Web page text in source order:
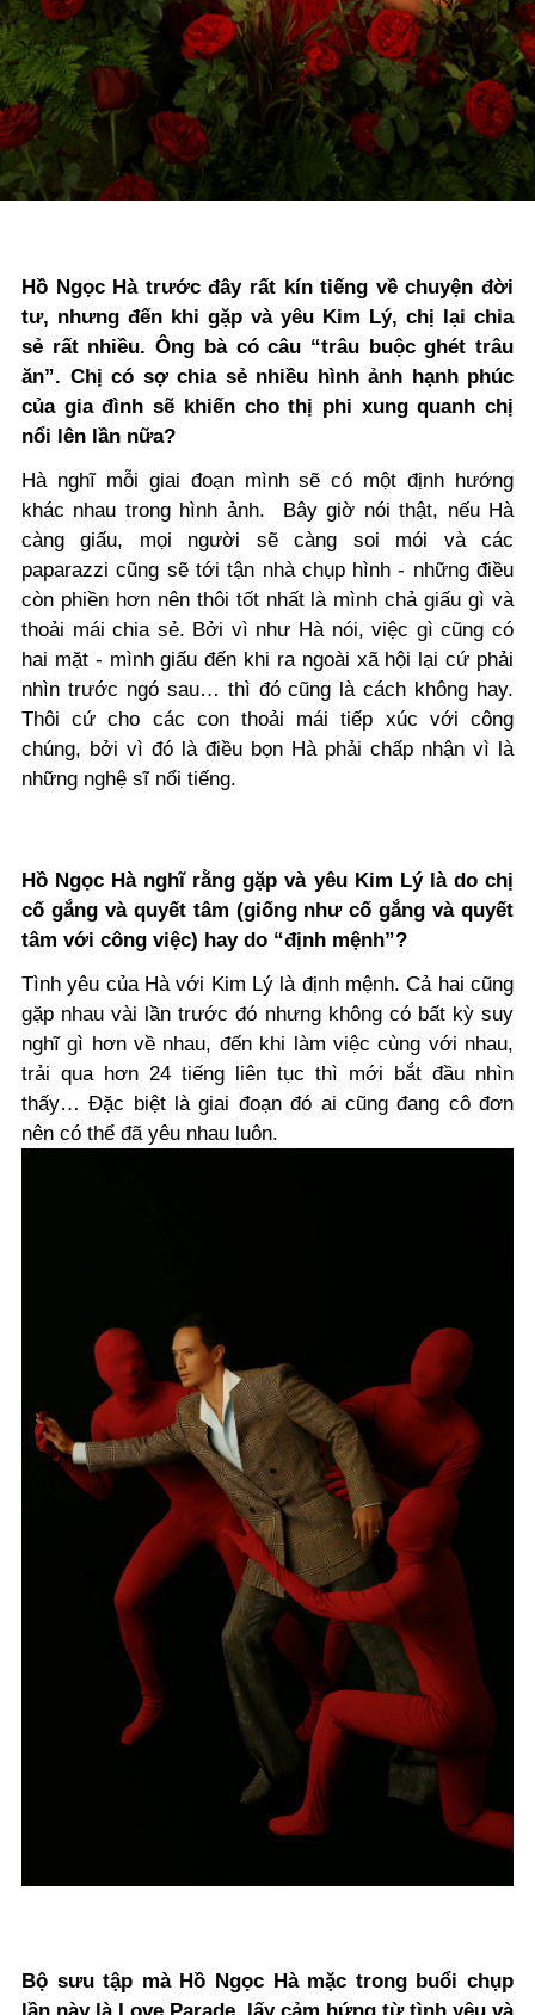
Hồ Ngọc Hà trước đây rất kín tiếng về chuyện đời
tư, nhưng đến khi gặp và yêu Kim Lý, chị lại chia
sẻ rất nhiều. Ông bà có câu “trâu buộc ghét trâu
ăn”. Chị có sợ chia sẻ nhiều hình ảnh hạnh phúc
của gia đình sẽ khiến cho thị phi xung quanh chị
nổi lên lần nữa?
Hà nghĩ mỗi giai đoạn mình sẽ có một định hướng
khác nhau trong hình ảnh. Bây giờ nói thật, nếu Hà
càng giấu, mọi người sẽ càng soi mói và các
paparazzi cũng sẽ tới tận nhà chụp hình - những điều
còn phiền hơn nên thôi tốt nhất là mình chả giấu gì và
thoải mái chia sẻ. Bởi vì như Hà nói, việc gì cũng có
hai mặt - mình giấu đến khi ra ngoài xã hội lại cứ phải
nhìn trước ngó sau… thì đó cũng là cách không hay.
Thôi cứ cho các con thoải mái tiếp xúc với công
chúng, bởi vì đó là điều bọn Hà phải chấp nhận vì là
những nghệ sĩ nổi tiếng.
Hồ Ngọc Hà nghĩ rằng gặp và yêu Kim Lý là do chị
cố gắng và quyết tâm (giống như cố gắng và quyết
tâm với công việc) hay do “định mệnh”?
Tình yêu của Hà với Kim Lý là định mệnh. Cả hai cũng
gặp nhau vài lần trước đó nhưng không có bất kỳ suy
nghĩ gì hơn về nhau, đến khi làm việc cùng với nhau,
trải qua hơn 24 tiếng liên tục thì mới bắt đầu nhìn
thấy… Đặc biệt là giai đoạn đó ai cũng đang cô đơn
nên có thể đã yêu nhau luôn.
Bộ sưu tập mà Hồ Ngọc Hà mặc trong buổi chụp
lần này là Love Parade, lấy cảm hứng từ tình yêu và